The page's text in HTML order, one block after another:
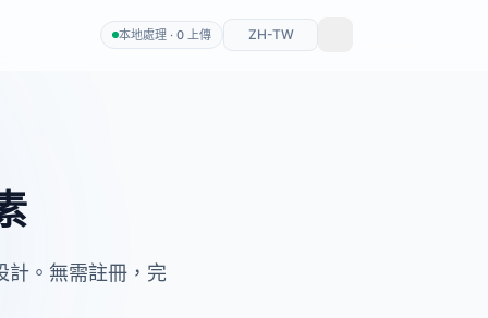
本地處理 · 0 上傳 ZH-TW
計。無需註冊，完